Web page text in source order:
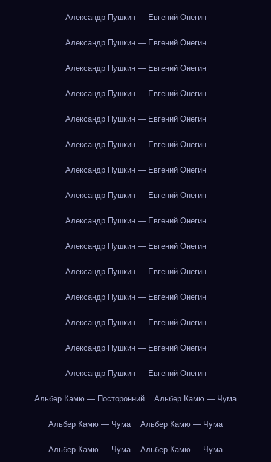
Александр Пушкин — Евгений Онегин
Александр Пушкин — Евгений Онегин
Александр Пушкин — Евгений Онегин
Александр Пушкин — Евгений Онегин
Александр Пушкин — Евгений Онегин
Александр Пушкин — Евгений Онегин
Александр Пушкин — Евгений Онегин
Александр Пушкин — Евгений Онегин
Александр Пушкин — Евгений Онегин
Александр Пушкин — Евгений Онегин
Александр Пушкин — Евгений Онегин
Александр Пушкин — Евгений Онегин
Александр Пушкин — Евгений Онегин
Александр Пушкин — Евгений Онегин
Александр Пушкин — Евгений Онегин
Альбер Камю — Посторонний Альбер Камю — Чума
Альбер Камю — Чума Альбер Камю — Чума
Альбер Камю — Чума Альбер Камю — Чума